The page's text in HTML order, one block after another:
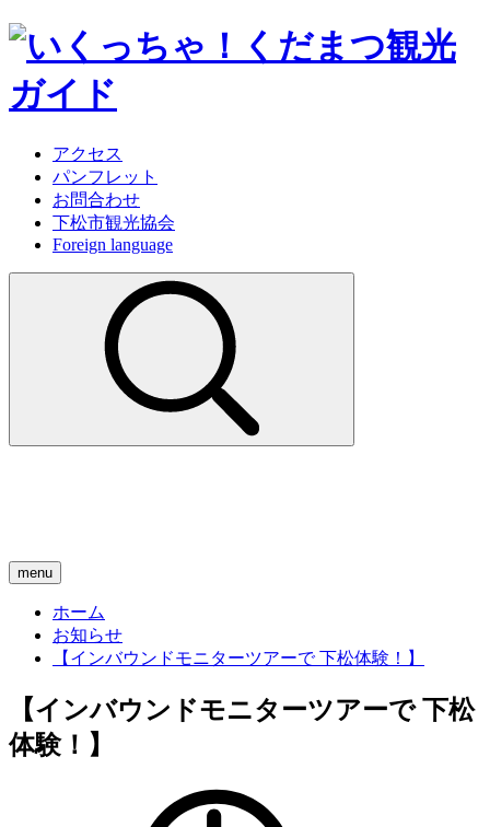
アクセス
パンフレット
お問合わせ
下松市観光協会
Foreign language
menu
ホーム
お知らせ
【インバウンドモニターツアーで 下松体験！】
【インバウンドモニターツアーで 下松
体験！】